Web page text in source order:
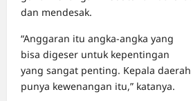
dan mendesak.
“Anggaran itu angka-angka yang
bisa digeser untuk kepentingan
yang sangat penting. Kepala daerah
punya kewenangan itu,” katanya.